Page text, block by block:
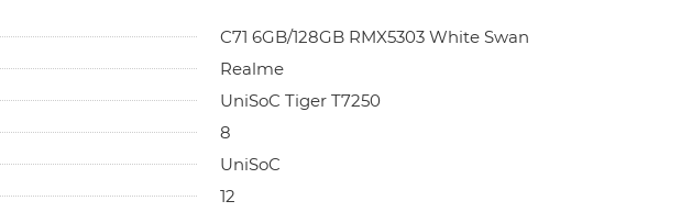
C71 6GB/128GB RMX5303 White Swan
Realme
UniSoC Tiger T7250
8
UniSoC
12